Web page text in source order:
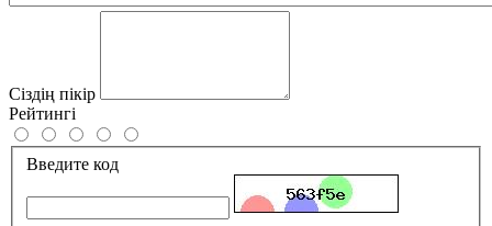
Сіздің пікір
Рейтингі
Введите код